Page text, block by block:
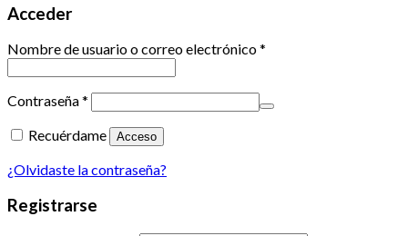
Acceder
Nombre de usuario o correo electrónico*
Contraseña*
Recuérdame
Acceso
¿Olvidaste la contraseña?
Registrarse